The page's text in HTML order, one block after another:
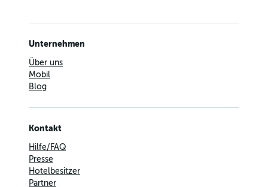
Unternehmen
Über uns
Mobil
Blog
Kontakt
Hilfe/FAQ
Presse
Hotelbesitzer
Partner